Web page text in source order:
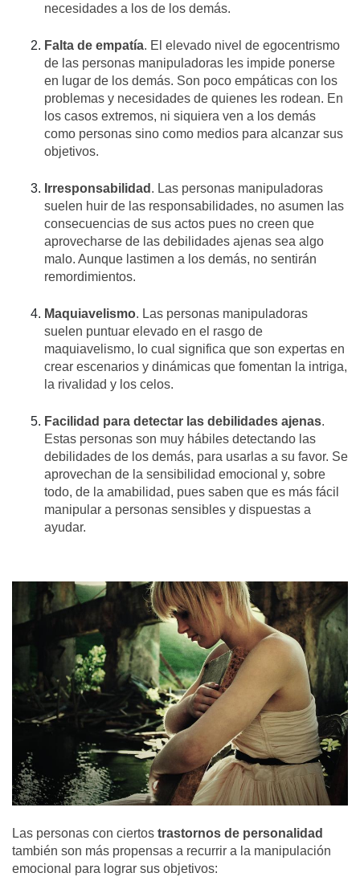
necesidades a los de los demás.
Falta de empatía. El elevado nivel de egocentrismo
de las personas manipuladoras les impide ponerse
en lugar de los demás. Son poco empáticas con los
problemas y necesidades de quienes les rodean. En
los casos extremos, ni siquiera ven a los demás
como personas sino como medios para alcanzar sus
objetivos.
Irresponsabilidad . Las personas manipuladoras
suelen huir de las responsabilidades, no asumen las
consecuencias de sus actos pues no creen que
aprovecharse de las debilidades ajenas sea algo
malo. Aunque lastimen a los demás, no sentirán
remordimientos.
Maquiavelismo. Las personas manipuladoras
suelen puntuar elevado en el rasgo de
maquiavelismo, lo cual significa que son expertas en
crear escenarios y dinámicas que fomentan la intriga,
la rivalidad y los celos.
Facilidad para detectar las debilidades ajenas.
Estas personas son muy hábiles detectando las
debilidades de los demás, para usarlas a su favor. Se
aprovechan de la sensibilidad emocional y, sobre
todo, de la amabilidad, pues saben que es más fácil
manipular a personas sensibles y dispuestas a
ayudar.
Las personas con ciertos trastornos de personalidad
también son más propensas a recurrir a la manipulación
emocional para lograr sus objetivos: